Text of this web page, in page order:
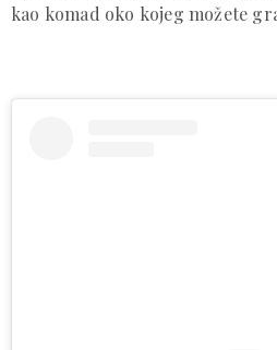
kao komad oko kojeg možete